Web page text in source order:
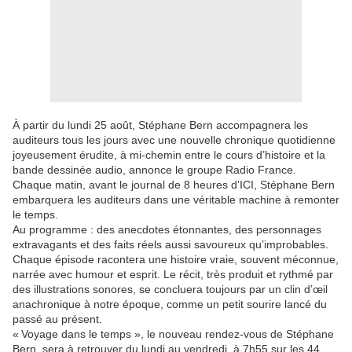
À partir du lundi 25 août, Stéphane Bern accompagnera les
auditeurs tous les jours avec une nouvelle chronique quotidienne
joyeusement érudite, à mi-chemin entre le cours d’histoire et la
bande dessinée audio, annonce le groupe Radio France.
Chaque matin, avant le journal de 8 heures d’ICI, Stéphane Bern
embarquera les auditeurs dans une véritable machine à remonter
le temps.
Au programme : des anecdotes étonnantes, des personnages
extravagants et des faits réels aussi savoureux qu’improbables.
Chaque épisode racontera une histoire vraie, souvent méconnue,
narrée avec humour et esprit. Le récit, très produit et rythmé par
des illustrations sonores, se concluera toujours par un clin d’œil
anachronique à notre époque, comme un petit sourire lancé du
passé au présent.
« Voyage dans le temps », le nouveau rendez-vous de Stéphane
Bern, sera à retrouver du lundi au vendredi, à 7h55 sur les 44